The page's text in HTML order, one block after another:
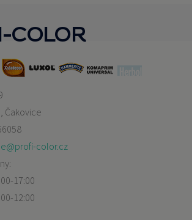
COLOR
Čakovice
color.cz
17:00
12:00